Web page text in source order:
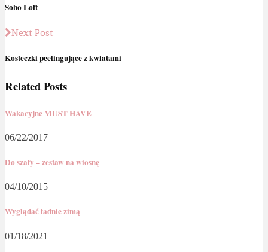
Soho Loft
Next Post
Kosteczki peelingujące z kwiatami
Related Posts
Wakacyjne MUST HAVE
06/22/2017
Do szafy – zestaw na wiosnę
04/10/2015
Wyglądać ładnie zimą
01/18/2021